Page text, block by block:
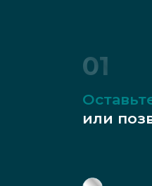
01
или